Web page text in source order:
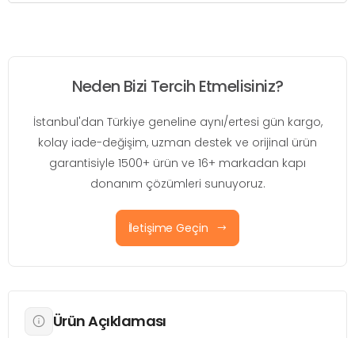
Neden Bizi Tercih Etmelisiniz?
İstanbul'dan Türkiye geneline aynı/ertesi gün kargo,
kolay iade-değişim, uzman destek ve orijinal ürün
garantisiyle 1500+ ürün ve 16+ markadan kapı
donanım çözümleri sunuyoruz.
İletişime Geçin
Ürün Açıklaması